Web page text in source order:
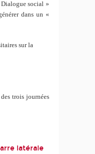
social »
dans un «
sur la
trois journées
latérale